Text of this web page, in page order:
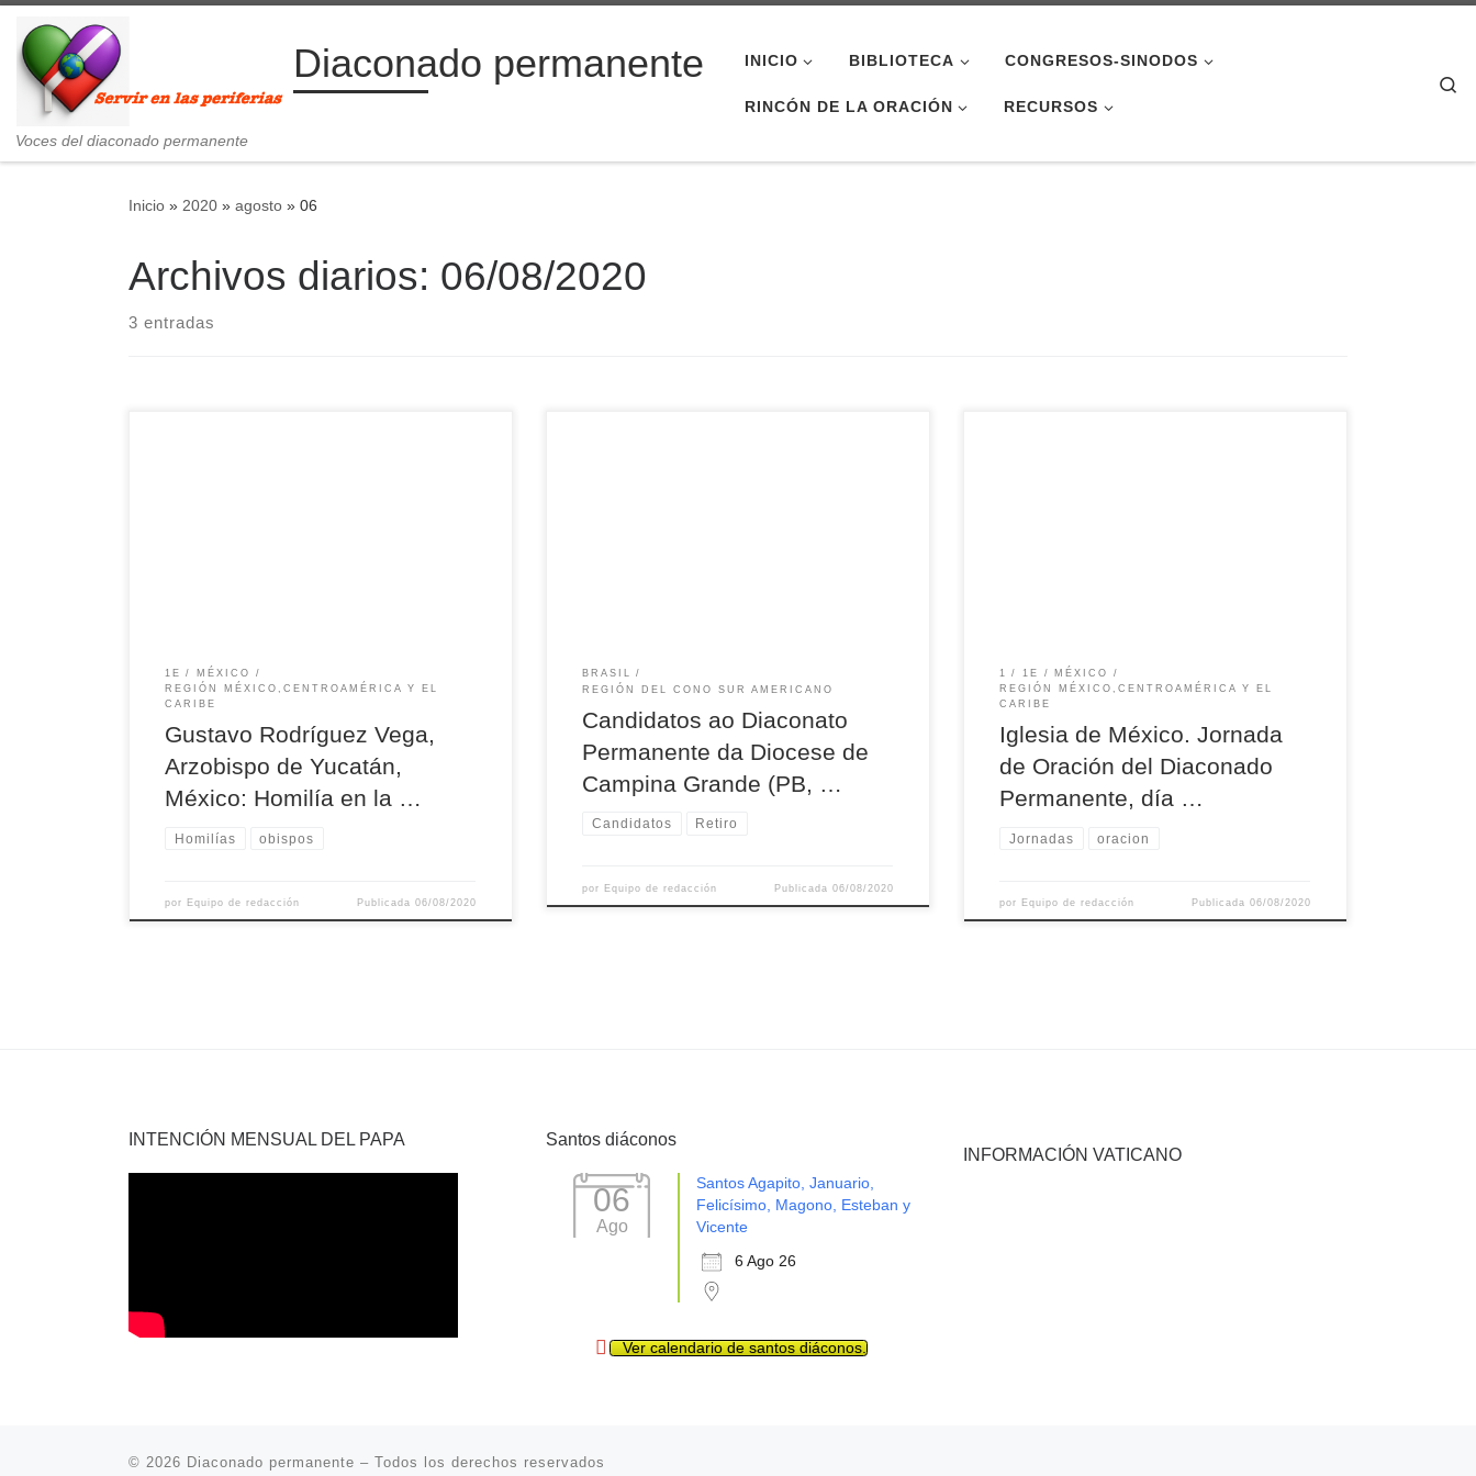
Saltar al contenido
Diaconado permanente
Voces del diaconado permanente
INICIO BIBLIOTECA CONGRESOS-SINODOS
RINCÓN DE LA ORACIÓN RECURSOS
Inicio » 2020 » agosto » 06
Archivos diarios: 06/08/2020
3 entradas
1E
MÉXICO
REGIÓN MÉXICO,CENTROAMÉRICA Y EL
CARIBE
Gustavo Rodríguez Vega,
Arzobispo de Yucatán,
México: Homilía en la …
Homilías obispos
por Equipo de redacción Publicada 06/08/2020
BRASIL
REGIÓN DEL CONO SUR AMERICANO
Candidatos ao Diaconato
Permanente da Diocese de
Campina Grande (PB, …
Candidatos Retiro
por Equipo de redacción Publicada 06/08/2020
1 1E
MÉXICO
REGIÓN MÉXICO,CENTROAMÉRICA Y EL
CARIBE
Iglesia de México. Jornada
de Oración del Diaconado
Permanente, día …
Jornadas oracion
por Equipo de redacción Publicada 06/08/2020
INTENCIÓN MENSUAL DEL PAPA Santos diáconos
06
Ago
Santos Agapito, Januario,
Felicísimo, Magono, Esteban y
Vicente
6 Ago 26
Ver calendario de santos diáconos.
INFORMACIÓN VATICANO
© 2026 Diaconado permanente – Todos los derechos reservados